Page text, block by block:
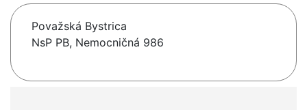
Považská Bystrica
NsP PB, Nemocničná 986